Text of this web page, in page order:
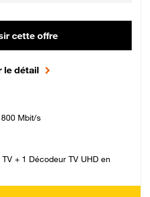
cette offre
le détail
Mbit/s
+ 1 Décodeur TV UHD en